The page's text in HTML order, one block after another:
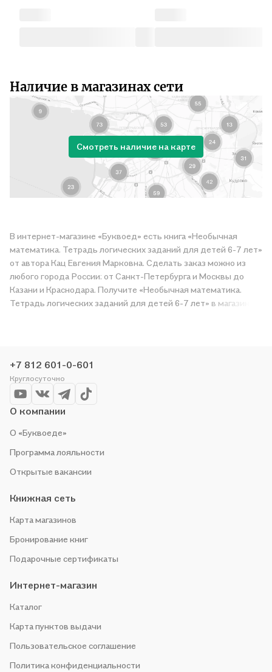
Наличие в магазинах сети
Смотреть наличие на карте
В интернет-магазине «Буквоед» есть книга «Необычная
математика. Тетрадь логических заданий для детей 6-7 лет»
от автора Кац Евгения Марковна. Сделать заказ можно из
любого города России: от Санкт-Петербурга и Москвы до
Казани и Краснодара. Получите «Необычная математика.
Тетрадь логических заданий для детей 6-7 лет» в магазине
выгоду!
+7 812 601-0-601
Круглосуточно
О компании
О «Буквоеде»
Программа лояльности
Открытые вакансии
Книжная сеть
Карта магазинов
Бронирование книг
Подарочные сертификаты
Интернет-магазин
Каталог
Карта пунктов выдачи
Пользовательское соглашение
Политика конфиденциальности